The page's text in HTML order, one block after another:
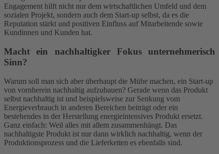
Engagement hilft nicht nur dem wirtschaftlichen Umfeld und dem
sozialen Projekt, sondern auch dem Start-up selbst, da es die
Reputation stärkt und positiven Einfluss auf Mitarbeitende sowie
Kundinnen und Kunden hat.
Macht ein nachhaltigker Fokus unternehmerisch
Sinn?
Warum soll man sich aber überhaupt die Mühe machen, ein Start-up
von vornherein nachhaltig aufzubauen? Gerade wenn das Produkt
selbst nachhaltig ist und beispielsweise zur Senkung vom
Energieverbrauch in anderen Bereichen beiträgt oder ein
bestehendes in der Herstellung energieintensives Produkt ersetzt.
Ganz einfach: Weil alles mit allem zusammenhängt. Das
nachhaltigste Produkt ist nur dann wirklich nachhaltig, wenn der
Produktionsprozess und die Lieferketten es ebenfalls sind.